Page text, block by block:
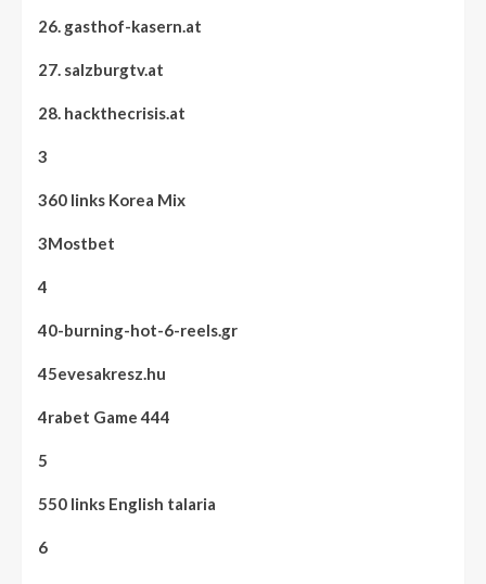
26. gasthof-kasern.at
27. salzburgtv.at
28. hackthecrisis.at
3
360 links Korea Mix
3Mostbet
4
40-burning-hot-6-reels.gr
45evesakresz.hu
4rabet Game 444
5
550 links English talaria
6